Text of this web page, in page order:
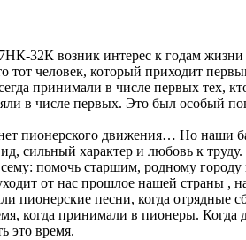
32К возник интерес к годам
тот человек, который приходит
принимали в числе первых тех,
в числе первых. Это был особый
пионерского движения… Но наши
сильный характер и любовь к труду.
помочь старшим, родному городу
от нас прошлое нашей страны ,
пионерские песни, когда
когда принимали в пионеры. Когда
это время.